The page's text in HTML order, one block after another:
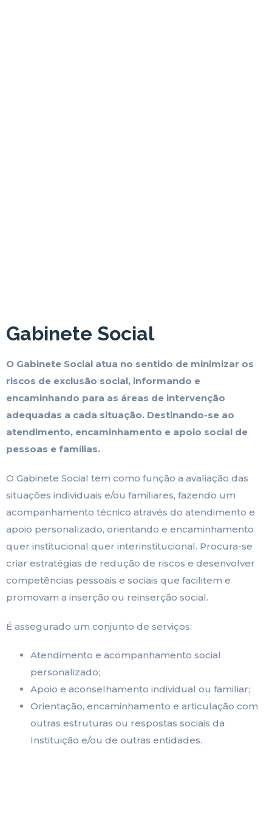
Gabinete Social
O Gabinete Social atua no sentido de minimizar os
riscos de exclusão social, informando e
encaminhando para as áreas de intervenção
adequadas a cada situação. Destinando-se ao
atendimento, encaminhamento e apoio social de
pessoas e famílias.
O Gabinete Social tem como função a avaliação das
situações individuais e/ou familiares, fazendo um
acompanhamento técnico através do atendimento e
apoio personalizado, orientando e encaminhamento
quer institucional quer interinstitucional. Procura-se
criar estratégias de redução de riscos e desenvolver
competências pessoais e sociais que facilitem e
promovam a inserção ou reinserção social.
É assegurado um conjunto de serviços:
Atendimento e acompanhamento social
personalizado;
Apoio e aconselhamento individual ou familiar;
Orientação, encaminhamento e articulação com
outras estruturas ou respostas sociais da
Instituição e/ou de outras entidades.